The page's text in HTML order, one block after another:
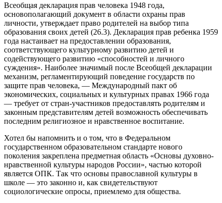
Всеобщая декларация прав человека 1948 года,
основополагающий документ в области охраны прав
личности, утверждает право родителей на выбор типа
образования своих детей (26.3). Декларация прав ребенка 1959
года настаивает на предоставлении образования,
соответствующего культурному развитию детей и
содействующего развитию «способностей и личного
суждения». Наиболее значимый после Всеобщей декларации
механизм, регламентирующий поведение государств по
защите прав человека, — Международный пакт об
экономических, социальных и культурных правах 1966 года
— требует от стран-участников предоставлять родителям и
законным представителям детей возможность обеспечивать
последним религиозное и нравственное воспитание.
Хотел бы напомнить и о том, что в Федеральном
государственном образовательном стандарте нового
поколения закреплена предметная область «Основы духовно-
нравственной культуры народов России», частью которой
является ОПК. Так что основы православной культуры в
школе — это законно и, как свидетельствуют
социологические опросы, приемлемо для общества.